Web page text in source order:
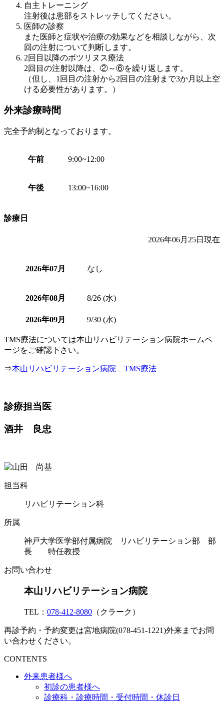
自主トレーニング
注射後は患部をストレッチしてください。
医師の診察
また医師と症状や治療の効果などを相談しながら、次
回の注射について判断します。
2回目以降のボツリヌス療法
2回目の注射以降は、②～⑥を繰り返します。
（但し、1回目の注射から2回目の注射まで3か月以上空
ける必要性があります。）
外来診療時間
完全予約制となっております。
午前 9:00~12:00
午後 13:00~16:00
診療日
2026年06月25日現在
2026年07月 なし
2026年08月 8/26 (水)
2026年09月 9/30 (水)
TMS療法については本山リハビリテーション病院ホームペ
ージをご確認下さい。
⇒本山リハビリテーション病院 TMS療法
診療担当医
酒井 良忠
担当科
リハビリテーション科
所属
神戸大学医学部付属病院 リハビリテーション部 部
長 特任教授
お問い合わせ
本山リハビリテーション病院
TEL： 078-412-8080 （クラーク）
再診予約・予約変更は宮地病院(078-451-1221)外来までお問
い合わせください。
CONTENTS
外来患者様へ
初診の患者様へ
診療科・診療時間・受付時間・休診日